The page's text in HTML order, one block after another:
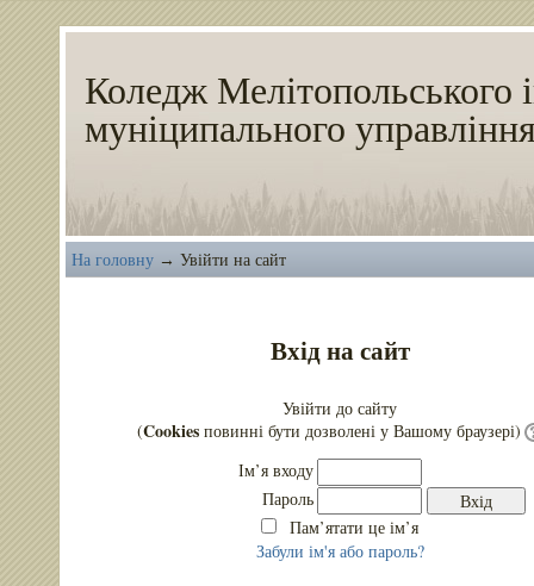
Коледж Мелітопольського
муніципального
На головну → Увійти на сайт
Вхід на сайт
Увійти до сайту
(Cookiesповинні бути дозволені у Вашому браузері)
Ім’я входу
Пароль
Пам’ятати це ім’я
Забули ім'я або пароль?